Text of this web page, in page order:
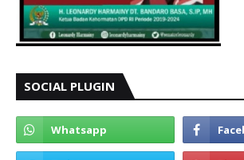
SOCIAL PLUGIN